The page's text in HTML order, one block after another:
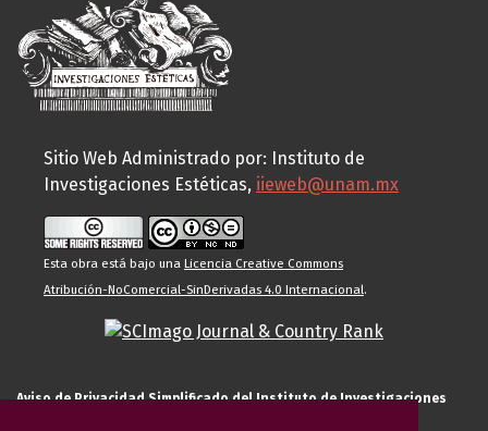
Sitio Web Administrado por: Instituto de
Investigaciones Estéticas, iieweb@unam.mx
Esta obra está bajo una Licencia Creative Commons
Atribución-NoComercial-SinDerivadas 4.0 Internacional.
Aviso de Privacidad Simplificado del Instituto de Investigaciones